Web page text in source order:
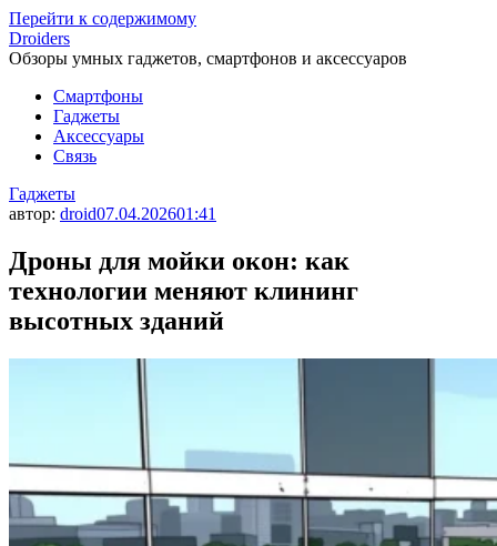
Перейти к содержимому
Droiders
Обзоры умных гаджетов, смартфонов и аксессуаров
Смартфоны
Гаджеты
Аксессуары
Связь
Гаджеты
автор: droid07.04.202601:41
Дроны для мойки окон: как
технологии меняют клининг
высотных зданий